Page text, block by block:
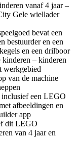
vanaf 4 jaar –
Gele wiellader
bevat een
bestuurder en een
en een drilboor
– kinderen
werkgebied
van de machine
een LEGO
afbeeldingen en
app
dit LEGO
van 4 jaar en